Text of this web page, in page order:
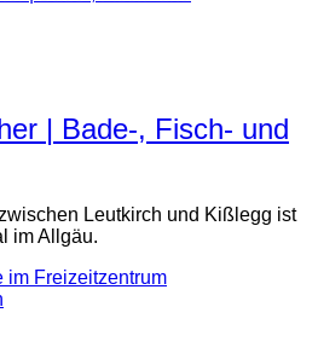
| Bade-, Fisch- und
Leutkirch und Kißlegg ist
im Allgäu.